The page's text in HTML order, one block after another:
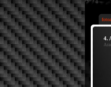
4.